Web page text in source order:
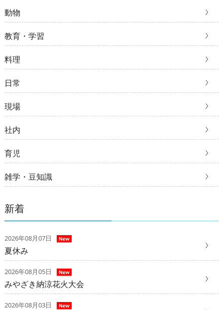
動物
教育・学習
料理
日常
現場
社内
育児
雑学・豆知識
新着
2026年08月07日
夏休み
2026年08月05日
みやざき納涼花火大会
2026年08月03日